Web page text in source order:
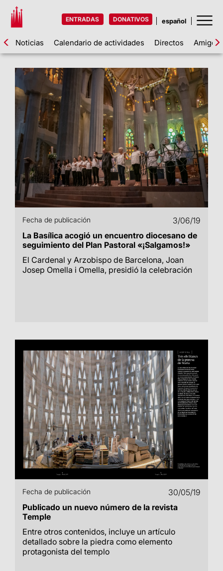
ENTRADAS DONATIVOS
Noticias Calendario de actividades Directos Amigos
Fecha de publicación
3/06/19
La Basílica acogió un encuentro diocesano de
seguimiento del Plan Pastoral «¡Salgamos!»
El Cardenal y Arzobispo de Barcelona, Joan
Josep Omella i Omella, presidió la celebración
Fecha de publicación
30/05/19
Publicado un nuevo número de la revista
Temple
Entre otros contenidos, incluye un artículo
detallado sobre la piedra como elemento
protagonista del templo